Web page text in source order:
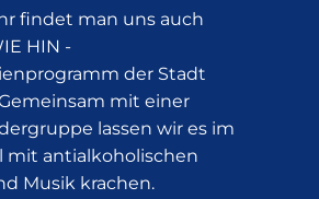
findet man uns auch
HIN -
der Stadt
mit einer
lassen wir es im
mit antialkoholischen
Musik krachen.